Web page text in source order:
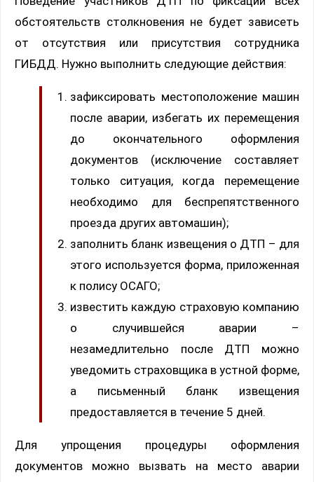
обстоятельств столкновения не будет зависеть
от отсутствия или присутствия сотрудника
ГИБДД. Нужно выполнить следующие действия:
зафиксировать местоположение машин
после аварии, избегать их перемещения
до окончательного оформления
документов (исключение составляет
только ситуация, когда перемещение
необходимо для беспрепятственного
проезда других автомашин);
заполнить бланк извещения о ДТП – для
этого используется форма, приложенная
к полису ОСАГО;
известить каждую страховую компанию
о случившейся аварии –
незамедлительно после ДТП можно
уведомить страховщика в устной форме,
а письменный бланк извещения
предоставляется в течение 5 дней.
Для упрощения процедуры оформления
документов можно вызвать на место аварии